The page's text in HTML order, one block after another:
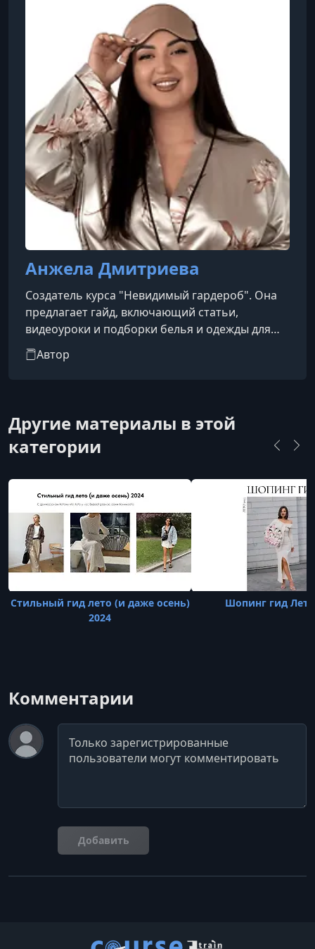
Анжела Дмитриева
Создатель курса "Невидимый гардероб". Она
предлагает гайд, включающий статьи,
видеоуроки и подборки белья и одежды для
дома. В гиде рассматриваются образы с
Wildberries и российскими брендами, а также
по созданию удобного и эстетичного
гардероба, обеспечивая комфорт и стиль на
каждый день.
Автор
Другие материалы в этой
категории
Стильный гид лето (и даже осень)
2024
Шопинг гид
Комментарии
Комментарий
Добавить